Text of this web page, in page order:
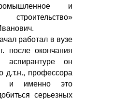
и
работал в вузе
после окончания
аспирантуре он
д.т.н., профессора
и именно это
серьезных